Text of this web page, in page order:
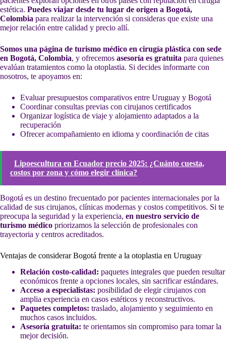
estética. Puedes viajar desde tu lugar de origen a Bogotá,
Colombia para realizar la intervención si consideras que existe una
mejor relación entre calidad y precio allí.
Somos una página de turismo médico en cirugía plástica con sede
en Bogotá, Colombia, y ofrecemos asesoría es gratuita para quienes
evalúan tratamientos como la otoplastia. Si decides informarte con
nosotros, te apoyamos en:
Evaluar presupuestos comparativos entre Uruguay y Bogotá
Coordinar consultas previas con cirujanos certificados
Organizar logística de viaje y alojamiento adaptados a la
recuperación
Ofrecer acompañamiento en idioma y coordinación de citas
Lipoescultura en Ecuador precio 2025: ¿Cuánto cuesta,
costos por zona y cómo elegir clínica?
Bogotá es un destino frecuentado por pacientes internacionales por la
calidad de sus cirujanos, clínicas modernas y costos competitivos. Si te
preocupa la seguridad y la experiencia, en nuestro servicio de
turismo médico priorizamos la selección de profesionales con
trayectoria y centros acreditados.
Ventajas de considerar Bogotá frente a la otoplastia en Uruguay
Relación costo-calidad: paquetes integrales que pueden resultar
económicos frente a opciones locales, sin sacrificar estándares.
Acceso a especialistas: posibilidad de elegir cirujanos con
amplia experiencia en casos estéticos y reconstructivos.
Paquetes completos: traslado, alojamiento y seguimiento en
muchos casos incluidos.
Asesoría gratuita: te orientamos sin compromiso para tomar la
mejor decisión.